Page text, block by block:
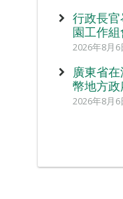
行政長
園工作組
2026年8月6
廣東省
幣地方
2026年8月6